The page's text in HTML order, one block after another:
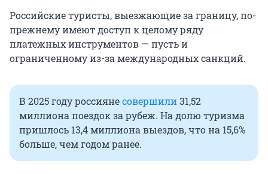
Российские туристы, выезжающие за границу, по-
прежнему имеют доступ к целому ряду
платежных инструментов — пусть и
ограниченному из-за международных санкций.
В 2025 году россиянесовершили31,52
миллиона поездок за рубеж. На долю туризма
пришлось 13,4 миллиона выездов, что на 15,6%
больше, чем годом ранее.